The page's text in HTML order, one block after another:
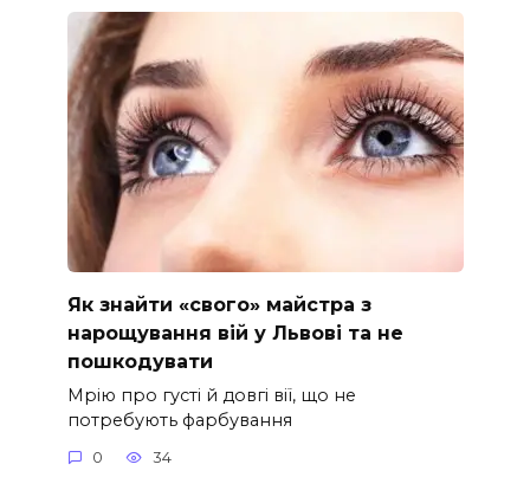
Як знайти «свого» майстра з
нарощування вій у Львові та не
пошкодувати
Мрію про густі й довгі вії, що не
потребують фарбування
0 34